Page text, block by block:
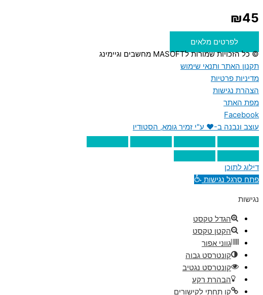
₪45
לפרטים מלאים
© כל הזכויות שמורות לMASOFT מחשבים וגיימינג
תקנון האתר ותנאי שימוש
מדיניות פרטיות
הצהרת נגישות
מפת האתר
Facebook
עוצב ונבנה ב-♥︎ ע"י זמיר גומא, הסטודיו
דילוג לתוכן
פתח סרגל נגישות
נגישות
הגדל טקסט
הקטן טקסט
גווני אפור
קונטרסט גבוה
קונטרסט נגטיב
הבהרת רקע
קו תחתי לקישורים